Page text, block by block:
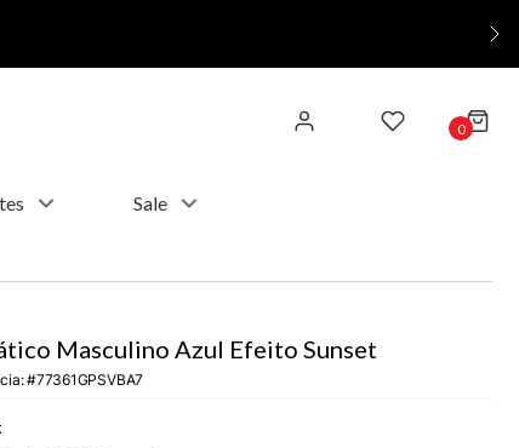
0
Sale
Masculino Azul Efeito Sunset
: 77361GPSVBA7